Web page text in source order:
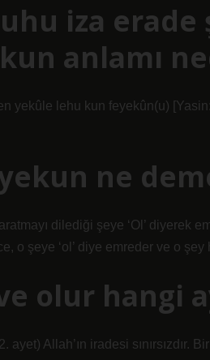
iza erade
anlamı
yekûle lehu kun feyekûn(u)
ne
dilediği şeye ‘Ol’ diyerek
o şeye ‘ol’ diye emreder ve o şey
olur hangi
ayet) Allah’ın iradesi sınırsızdır.